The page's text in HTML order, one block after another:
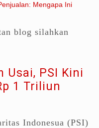
Mengapa Ini
blog silahkan
Usai, PSI Kini
1 Triliun
Indonesua (PSI)